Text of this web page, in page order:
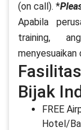
(on call). *
Apabila
training,
menyesuaikan
Bijak
FREE
Hotel/